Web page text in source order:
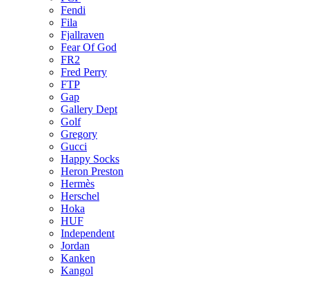
Fendi
Fila
Fjallraven
Fear Of God
FR2
Fred Perry
FTP
Gap
Gallery Dept
Golf
Gregory
Gucci
Happy Socks
Heron Preston
Hermès
Hersсhel
Hoka
HUF
Independent
Jordan
Kanken
Kangol